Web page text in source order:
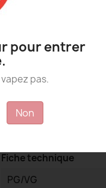
Fiche technique
PG/VG
pour entrer
pas.
Non